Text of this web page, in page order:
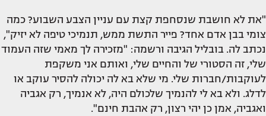
"את לא חושבת שנסחפת קצת עם עניין הצבע השבוע? כמה
צומי בבן אדם אחד? פייר התשת ממש, תנמיכי טיפה לא יזיק",
נכתב לה. בובליל הגיבה ורשמה: "מזכירה לך מאמי שזה העמוד
שלי, זה הסטורי של והחיים שלי, ואותם אני משקפת
לעוקבות/חברות שלי. מי שלא בא לה יכולה להסיר עוקב או
לדלג. ולא בא לי להנמיך שלכולם היה, לא אנמיך, רק אגביה
ואגביה, אמן כן יהי רצון, רק אהבת חינם".